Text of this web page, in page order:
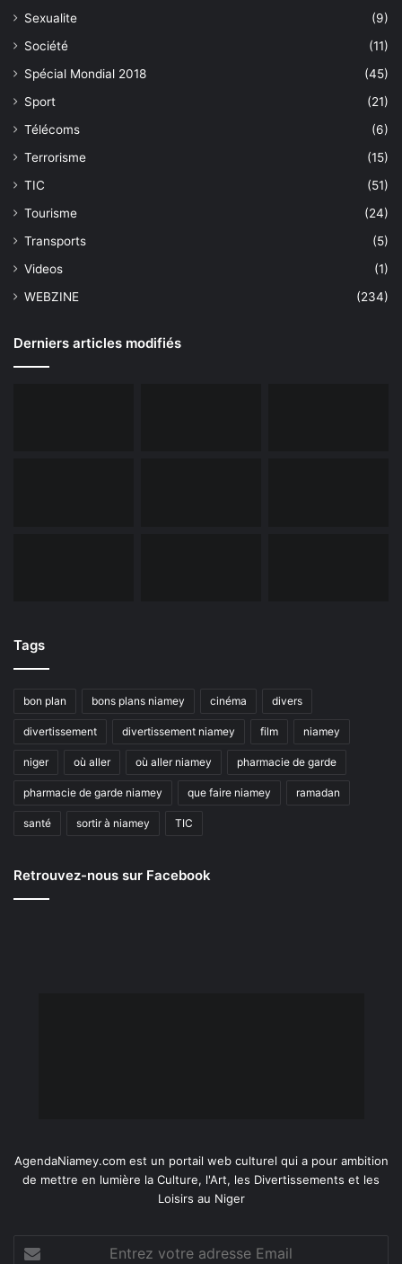
Sexualite
(9)
Société
(11)
Spécial Mondial 2018
(45)
Sport
(21)
Télécoms
(6)
Terrorisme
(15)
TIC
(51)
Tourisme
(24)
Transports
(5)
Videos
(1)
WEBZINE
(234)
Derniers articles modifiés
Tags
bon plan bons plans niamey cinéma divers
divertissement divertissement niamey film niamey
niger où aller où aller niamey pharmacie de garde
pharmacie de garde niamey que faire niamey ramadan
santé sortir à niamey TIC
Retrouvez-nous sur Facebook
AgendaNiamey.com est un portail web culturel qui a pour ambition
de mettre en lumière la Culture, l'Art, les Divertissements et les
Loisirs au Niger
Entrez